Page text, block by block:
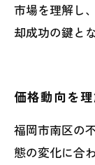
市場を理解し
却成功の鍵と
価格動向を
福岡市南区の
態の変化に合